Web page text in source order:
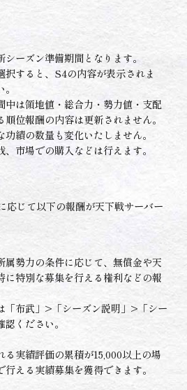
シーズン準備期間となります。
択すると、S4の内容が表示されま
中は領地値・総合力・勢力値・支配
位報酬の内容は更新されません。
績の数量も変化いたしません。
市場での購入などは行えます。
応じて以下の報酬が天下戦サーバー
属勢力の条件に応じて、無償金や天
に特別な募集を行える権利などの報
「布武」>「シーズン説明」>「シー
ください。
る実績評価の累積が15,000以上の場
える実績募集を獲得できます。